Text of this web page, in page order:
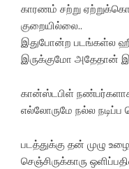
காரணம் சற்று
குறையில்லை..
இதுபோன்ற படங்கள்ல
இருக்குமோ அதேதான்
கான்ஸ்டபிள்
எல்லோருமே நல்ல நடிப்ப
படத்துக்கு தன் முழு
செஞ்சிருக்காரு